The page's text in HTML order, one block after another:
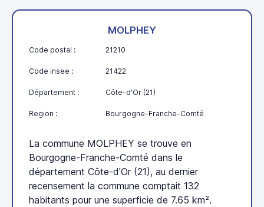
MOLPHEY
Code postal : 21210
Code insee : 21422
Département : Côte-d'Or (21)
Region : Bourgogne-Franche-Comté
La commune MOLPHEY se trouve en
Bourgogne-Franche-Comté dans le
département Côte-d'Or (21), au dernier
recensement la commune comptait 132
habitants pour une superficie de 7.65 km².